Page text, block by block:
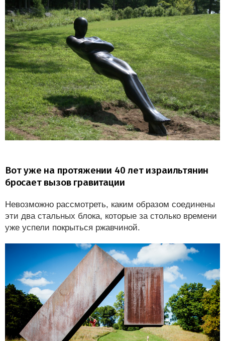
Вот уже на протяжении 40 лет израильтянин
бросает вызов гравитации
Невозможно рассмотреть, каким образом соединены
эти два стальных блока, которые за столько времени
уже успели покрыться ржавчиной.